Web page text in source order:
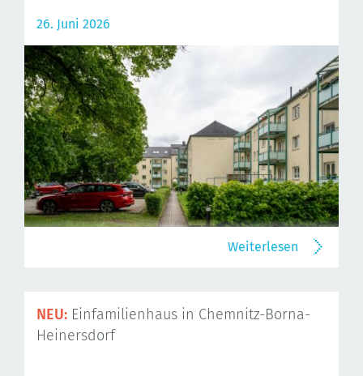
26. Juni 2026
Weiterlesen
NEU: Einfamilienhaus in Chemnitz-Borna-
Heinersdorf